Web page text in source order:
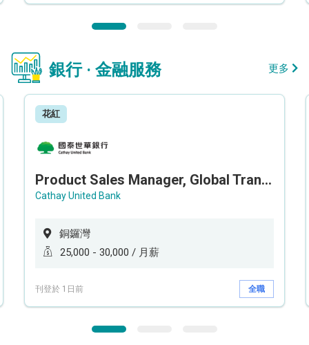
銀行 · 金融服務 更多
花紅
Product Sales Manager, Global Transaction Service (GTS)
Cathay United Bank
銅鑼灣
25,000 - 30,000 / 月薪
刊登於 1日前 全職